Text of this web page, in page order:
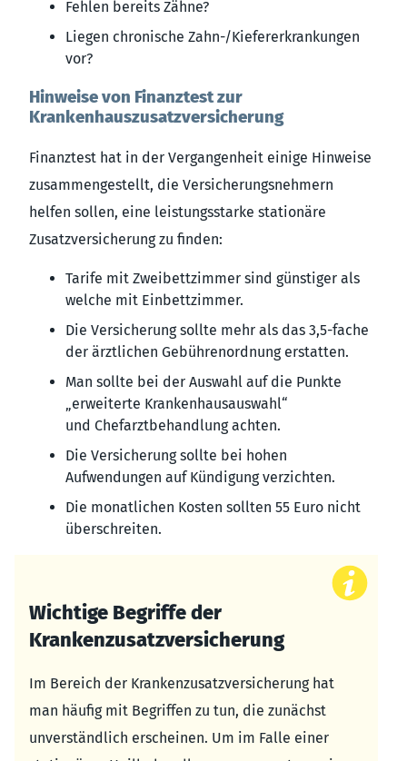
Fehlen bereits Zähne?
Liegen chronische Zahn-/Kiefererkrankungen
vor?
Hinweise von Finanztest zur
Krankenhauszusatzversicherung
Finanztest hat in der Vergangenheit einige Hinweise
zusammengestellt, die Versicherungsnehmern
helfen sollen, eine leistungsstarke stationäre
Zusatzversicherung zu finden:
Tarife mit Zweibettzimmer sind günstiger als
welche mit Einbettzimmer.
Die Versicherung sollte mehr als das 3,5-fache
der ärztlichen Gebührenordnung erstatten.
Man sollte bei der Auswahl auf die Punkte
„erweiterte Krankenhausauswahl“
und Chefarztbehandlung achten.
Die Versicherung sollte bei hohen
Aufwendungen auf Kündigung verzichten.
Die monatlichen Kosten sollten 55 Euro nicht
überschreiten.
Wichtige Begriffe der
Krankenzusatzversicherung
Im Bereich der Krankenzusatzversicherung hat
man häufig mit Begriffen zu tun, die zunächst
unverständlich erscheinen. Um im Falle einer